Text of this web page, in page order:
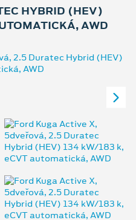
HYBRID (HEV)
AWD